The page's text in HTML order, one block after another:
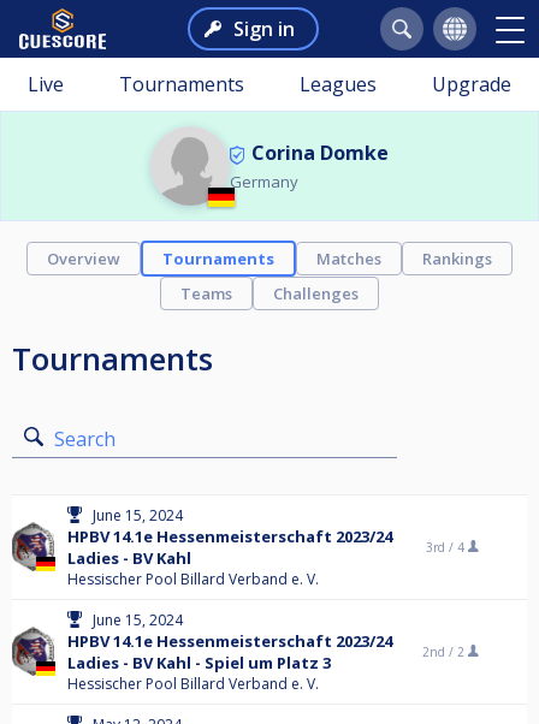
Sign in
Live Tournaments Leagues Upgrade
Corina Domke
Germany
Overview Tournaments Matches
Rankings
Teams
Challenges
Tournaments
Search
June 15, 2024
HPBV 14.1e Hessenmeisterschaft 2023/24
Ladies - BV Kahl
Hessischer Pool Billard Verband e. V.
3rd / 4
June 15, 2024
HPBV 14.1e Hessenmeisterschaft 2023/24
Ladies - BV Kahl - Spiel um Platz 3
Hessischer Pool Billard Verband e. V.
2nd / 2